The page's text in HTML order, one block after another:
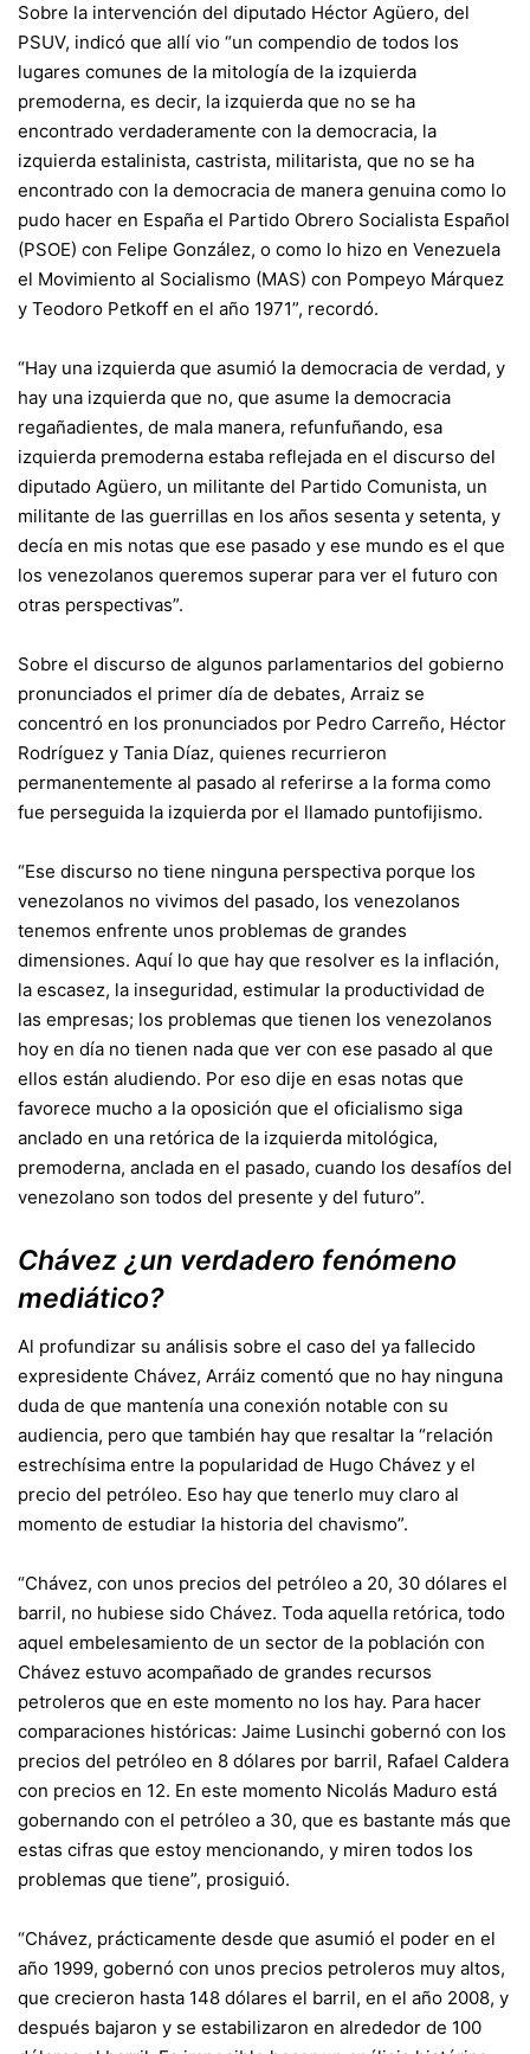
Sobre la intervención del diputado Héctor Agüero, del
PSUV, indicó que allí vio “un compendio de todos los
lugares comunes de la mitología de la izquierda
premoderna, es decir, la izquierda que no se ha
encontrado verdaderamente con la democracia, la
izquierda estalinista, castrista, militarista, que no se ha
encontrado con la democracia de manera genuina como lo
pudo hacer en España el Partido Obrero Socialista Español
(PSOE) con Felipe González, o como lo hizo en Venezuela
el Movimiento al Socialismo (MAS) con Pompeyo Márquez
y Teodoro Petkoff en el año 1971”, recordó.
“Hay una izquierda que asumió la democracia de verdad, y
hay una izquierda que no, que asume la democracia
regañadientes, de mala manera, refunfuñando, esa
izquierda premoderna estaba reflejada en el discurso del
diputado Agüero, un militante del Partido Comunista, un
militante de las guerrillas en los años sesenta y setenta, y
decía en mis notas que ese pasado y ese mundo es el que
los venezolanos queremos superar para ver el futuro con
otras perspectivas”.
Sobre el discurso de algunos parlamentarios del gobierno
pronunciados el primer día de debates, Arraiz se
concentró en los pronunciados por Pedro Carreño, Héctor
Rodríguez y Tania Díaz, quienes recurrieron
permanentemente al pasado al referirse a la forma como
fue perseguida la izquierda por el llamado puntofijismo.
“Ese discurso no tiene ninguna perspectiva porque los
venezolanos no vivimos del pasado, los venezolanos
tenemos enfrente unos problemas de grandes
dimensiones. Aquí lo que hay que resolver es la inflación,
la escasez, la inseguridad, estimular la productividad de
las empresas; los problemas que tienen los venezolanos
hoy en día no tienen nada que ver con ese pasado al que
ellos están aludiendo. Por eso dije en esas notas que
favorece mucho a la oposición que el oficialismo siga
anclado en una retórica de la izquierda mitológica,
premoderna, anclada en el pasado, cuando los desafíos del
venezolano son todos del presente y del futuro”.
Chávez ¿un verdadero fenómeno
mediático?
Al profundizar su análisis sobre el caso del ya fallecido
expresidente Chávez, Arráiz comentó que no hay ninguna
duda de que mantenía una conexión notable con su
audiencia, pero que también hay que resaltar la “relación
estrechísima entre la popularidad de Hugo Chávez y el
precio del petróleo. Eso hay que tenerlo muy claro al
momento de estudiar la historia del chavismo”.
“Chávez, con unos precios del petróleo a 20, 30 dólares el
barril, no hubiese sido Chávez. Toda aquella retórica, todo
aquel embelesamiento de un sector de la población con
Chávez estuvo acompañado de grandes recursos
petroleros que en este momento no los hay. Para hacer
comparaciones históricas: Jaime Lusinchi gobernó con los
precios del petróleo en 8 dólares por barril, Rafael Caldera
con precios en 12. En este momento Nicolás Maduro está
gobernando con el petróleo a 30, que es bastante más que
estas cifras que estoy mencionando, y miren todos los
problemas que tiene”, prosiguió.
“Chávez, prácticamente desde que asumió el poder en el
año 1999, gobernó con unos precios petroleros muy altos,
que crecieron hasta 148 dólares el barril, en el año 2008, y
después bajaron y se estabilizaron en alrededor de 100